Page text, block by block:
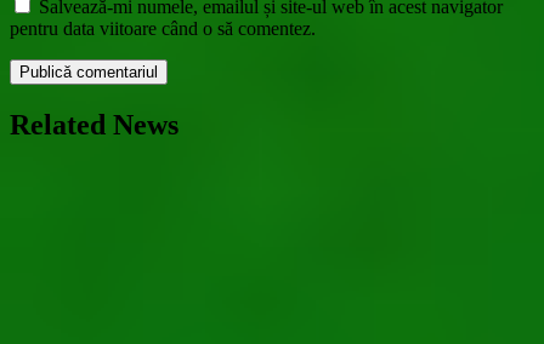
Salvează-mi numele, emailul și site-ul web în acest navigator
pentru data viitoare când o să comentez.
Related News